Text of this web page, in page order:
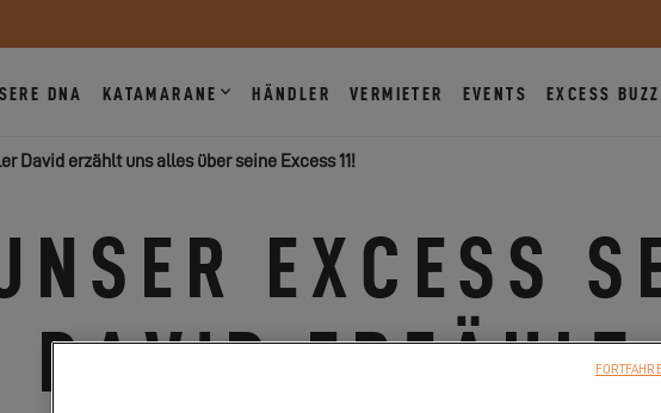
DNA KATAMARANE HÄNDLER VERMIETER EVENTS EXCESS BUZZ
David erzählt uns alles über seine Excess 11!
EXCESS
DAVID